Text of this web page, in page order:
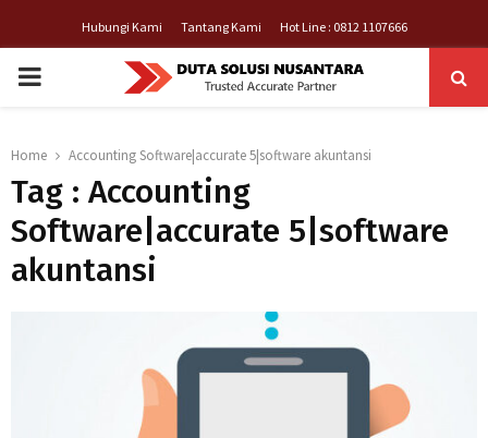
Hubungi Kami Tantang Kami Hot Line : 0812 1107666
PRIMARY
Home Accounting Software|accurate 5|software akuntansi
Tag : Accounting
Software|accurate 5|software
akuntansi